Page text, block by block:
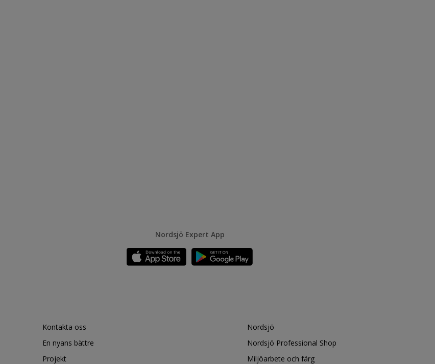
Nordsjö Expert App
Kontakta oss
En nyans bättre
Projekt
Nordsjö
Nordsjö Professional Shop
Miljöarbete och färg